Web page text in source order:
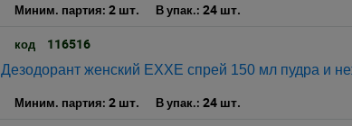
Миним. партия: 2 шт. В упак.: 24 шт.
код 116516
Дезодорант женский EXXE спрей 150 мл пудра и
Миним. партия: 2 шт. В упак.: 24 шт.